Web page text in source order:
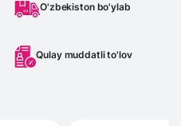
O'zbekiston bo'ylab
Qulay muddatli to'lov